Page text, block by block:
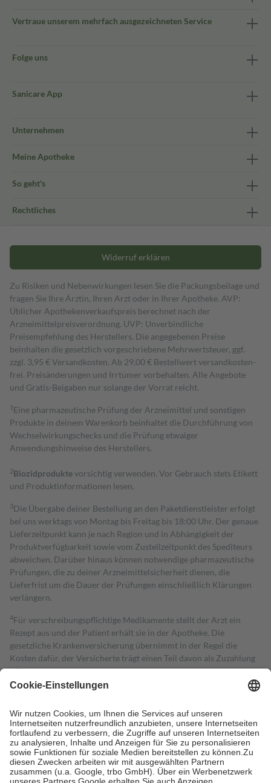
Vertraue unserem mehrfach ausgezeichneten Service
Folge uns
Sanicare App
Unternehmen
Meine Apotheke
So geht's
Rechtliches
Widerruf erklären
Zu Risiken und Nebenwirkungen lesen Sie die Packungsbeilage und
fragen Sie Ihre Ärztin, Ihren Arzt oder in Ihrer Apotheke. AVP:
Üblicher Apothekenverkaufspreis berechnet nach der
Arzneimittelpreisverordnung. UVP: Unverbindliche
Preisempfehlung des Herstellers. Die angegebenen Preise
beinhalten die gesetzlich vorgeschriebene Mehrwertsteuer, ggf.
zzgl. 3,95 € Versandkosten. Ab 29,00 € Bestell­wert versand­kosten­
frei. Preisänderungen und Irrtümer vorbehalten. Alle Angebote
und Gratis-Beigaben nur solange der Vorrat reicht.
1 Eine pharmazeutische Prüfung der Arzneimittel und sonstigen
Produkte in deinem Warenkorb beinhaltet die Durchführung von
Wechselwirkungschecks und die Prüfung etwaiger
Anwendungshinweise des Herstellers.
2Biozidproduktevorsichtig verwenden. Vor Gebrauch stets Etikett
und Produktinformationen lesen.
3Die Übergabe deiner Bestellung an den Paketdienstleister erfolgt
bei uns werktags von Montag bis Freitag bis 18:00 Uhr. Der genaue
Lieferzeitpunkt kann je nach Region und in Abhängigkeit der
Produktverfügbarkeit sowie vom Zustellzeitpunkt des Spediteurs
abweichen. Darüber hinaus können notwendige pharmazeutische
Prüfungen, die zu deiner Arzneimittelsicherheit dienen, die
Lieferfrist um die Dauer der Prüfungen einschließlich Klärungen
verlängern.
4Für verschreibungspflichtige Medikamente stellt der Arzt ein
Rezept aus und der Patient erhält sie in der Apotheke. Die
gesetzliche Krankenversicherung übernimmt in der Regel die
Kosten dafür, der Versicherte trägt einen Teil davon als Zuzahlung
mit.
Grundsätzlich leisten Mitglieder Zuzahlungen in Höhe von zehn
höchstens zehn Euro.
Es sind jedoch nie mehr als die tatsächlichen
Kosten der Leistung zu entrichten.
Diese Regeln gelten grundsätzlich auch für Online-Apotheken.
Bei Heilmitteln und häuslicher Krankenpflege beträgt die
Zuzahlung zehn Prozent der Kosten sowie zehn Euro je
Verordnung.